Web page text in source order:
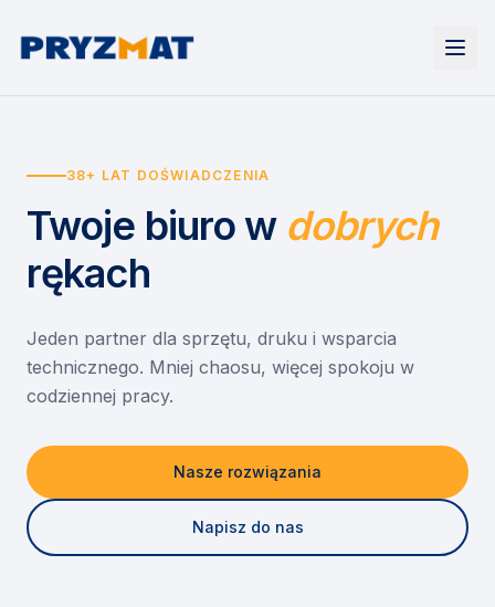
Urządzenia
Drukarki i urządzenia wielofunkcyjne
Etykiety i identyfikacja
Skanery i obieg dokumentów
Monitory interaktywne
Niszczarki dokumentów
Wynajem drukarek
Wynajem urządzeń biurowych
Asystent druku
EZD RP
Misja szkoła
Serwis
O nas
Kontakt
38+ LAT DOŚWIADCZENIA
Twoje biuro w dobrych
rękach
Jeden partner dla sprzętu, druku i wsparcia
technicznego. Mniej chaosu, więcej spokoju w
codziennej pracy.
Nasze rozwiązania
Napisz do nas